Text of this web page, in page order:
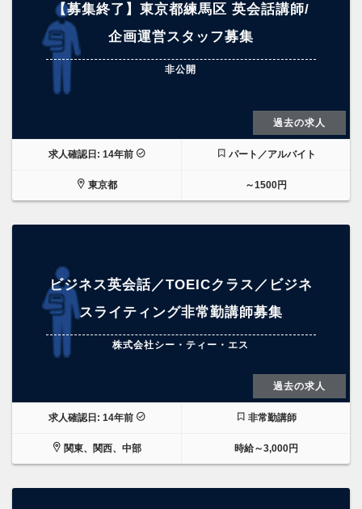
【募集終了】東京都練馬区 英会話講師/
企画運営スタッフ募集
非公開
過去の求人
求人確認日: 14年前 パート／アルバイト
東京都 ～1500円
ビジネス英会話／TOEICクラス／ビジネ
スライティング非常勤講師募集
株式会社シー・ティー・エス
過去の求人
求人確認日: 14年前 非常勤講師
関東、関西、中部 時給～3,000円